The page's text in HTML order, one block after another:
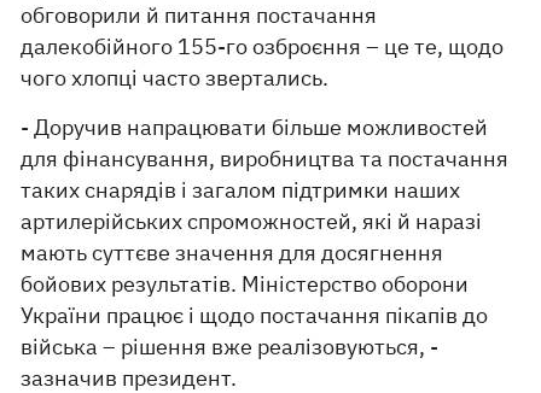
обговорили й питання постачання
далекобійного 155-го озброєння – це те, щодо
чого хлопці часто звертались.
- Доручив напрацювати більше можливостей
для фінансування, виробництва та постачання
таких снарядів і загалом підтримки наших
артилерійських спроможностей, які й наразі
мають суттєве значення для досягнення
бойових результатів. Міністерство оборони
України працює і щодо постачання пікапів до
війська – рішення вже реалізовуються, -
зазначив президент.